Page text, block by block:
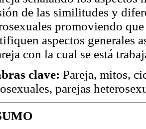
de las similitudes y
promoviendo
aspectos generales
con la cual se está
clave: Pareja, mitos,
parejas